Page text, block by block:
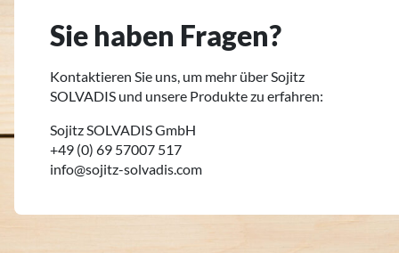
Sie haben Fragen?
Kontaktieren Sie uns, um mehr über Sojitz
SOLVADIS und unsere Produkte zu erfahren:
Sojitz SOLVADIS GmbH
+49 (0) 69 57007 517
info@sojitz-solvadis.com